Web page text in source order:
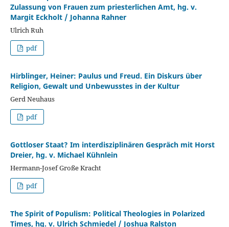
Zulassung von Frauen zum priesterlichen Amt, hg. v.
Margit Eckholt / Johanna Rahner
Ulrich Ruh
pdf
Hirblinger, Heiner: Paulus und Freud. Ein Diskurs über
Religion, Gewalt und Unbewusstes in der Kultur
Gerd Neuhaus
pdf
Gottloser Staat? Im interdisziplinären Gespräch mit Horst
Dreier, hg. v. Michael Kühnlein
Hermann-Josef Große Kracht
pdf
The Spirit of Populism: Political Theologies in Polarized
Times, hg. v. Ulrich Schmiedel / Joshua Ralston